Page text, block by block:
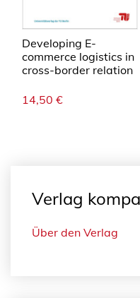
Developing E-
commerce logistics in
cross-border relation
14,50 €
Verlag
Über den Verlag